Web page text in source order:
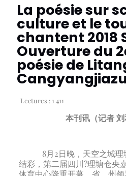
La poésie sur
culture et le
chantent 2018
Ouverture du
poésie de
Lectures : 1 411
本刊讯（记者 刘
8月2日晚，天空之城理
结彩，第二届四川?理塘仓央
体育中心隆重开幕，省、州